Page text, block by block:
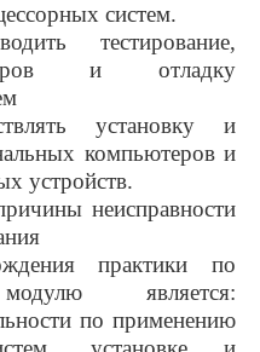
систем.
тестирование,
и отладку
установку и
компьютеров и
устройств.
неисправности
практики по
является:
по применению